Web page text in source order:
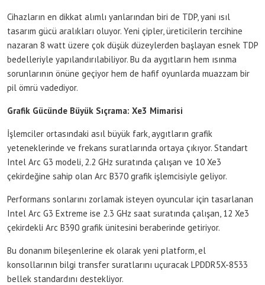
Cihazların en dikkat alımlı yanlarından biri de TDP, yani ısıl
tasarım gücü aralıkları oluyor. Yeni çipler, üreticilerin tercihine
nazaran 8 watt üzere çok düşük düzeylerden başlayan esnek TDP
bedelleriyle yapılandırılabiliyor. Bu da aygıtların hem ısınma
sorunlarının önüne geçiyor hem de hafif oyunlarda muazzam bir
pil ömrü vadediyor.
Grafik Gücünde Büyük Sıçrama: Xe3 Mimarisi
İşlemciler ortasındaki asıl büyük fark, aygıtların grafik
yeteneklerinde ve frekans suratlarında ortaya çıkıyor. Standart
Intel Arc G3 modeli, 2.2 GHz suratında çalışan ve 10 Xe3
çekirdeğine sahip olan Arc B370 grafik işlemcisiyle geliyor.
Performans sonlarını zorlamak isteyen oyuncular için tasarlanan
Intel Arc G3 Extreme ise 2.3 GHz saat suratında çalışan, 12 Xe3
çekirdekli Arc B390 grafik ünitesini beraberinde getiriyor.
Bu donanım bileşenlerine ek olarak yeni platform, el
konsollarının bilgi transfer suratlarını uçuracak LPDDR5X-8533
bellek standardını destekliyor.